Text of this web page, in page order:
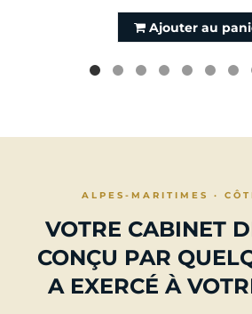
Ajouter au
ALPES-MARITIMES ·
VOTRE CABINET
CONÇU PAR
A EXERCÉ À